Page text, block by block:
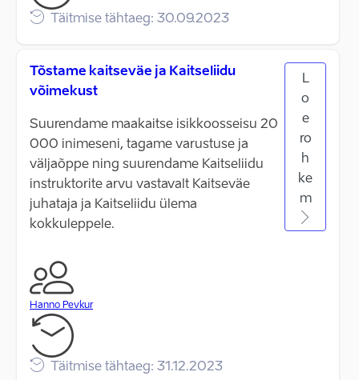
Täitmise tähtaeg: 30.09.2023
Tõstame kaitseväe ja Kaitseliidu
võimekust
Suurendame maakaitse isikkoosseisu 20
000 inimeseni, tagame varustuse ja
väljaõppe ning suurendame Kaitseliidu
instruktorite arvu vastavalt Kaitseväe
juhataja ja Kaitseliidu ülema
kokkuleppele.
Hanno Pevkur
Täitmise tähtaeg: 31.12.2023
L
o
e
ro
h
ke
m